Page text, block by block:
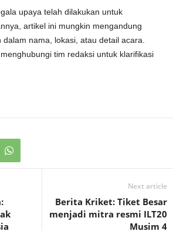
upaya telah dilakukan untuk
artikel ini mungkin mengandung
nama, lokasi, atau detail acara.
tim redaksi untuk klarifikasi
Next article
Berita Kriket: Tiket Besar
menjadi mitra resmi ILT20
Musim 4